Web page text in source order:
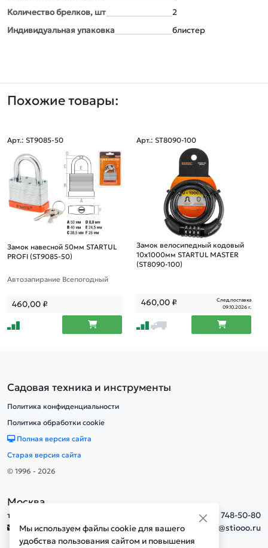
Количество брелков, шт
2
Индивидуальная упаковка
блистер
Похожие товары:
Арт.: ST9085-50
Замок навесной 50мм STARTUL
PROFI (ST9085-50)
Автозапирание Всепогодный
460,00₽
Арт.: ST8090-100
Замок велосипедный кодовый
10х1000мм STARTUL MASTER
(ST8090-100)
460,00₽
След.поставка
09.10.2026 г.
Мы используем файлы cookie для вашего
удобства пользования сайтом и повышения
Садовая техника и инструменты
Политика конфиденциальности
Политика обработки cookie
Полная версия сайта
Старая версия сайта
© 1996 - 2026
Москва
тел.
+7(495) 748-50-80
info@stiooo.ru